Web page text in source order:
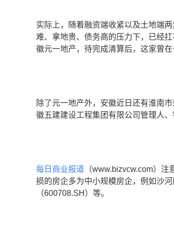
实际上，随着融资端收紧以及土地端
难、拿地贵、债务高的压力下，已经
徽元一地产，待完成清算后，这家曾
除了元一地产外，安徽近日还有淮南
徽五建建设工程集团有限公司管理人
每日商业报道 （www.bizvcw.com）
损的房企多为中小规模房企，例如沙
（600708.SH）等。